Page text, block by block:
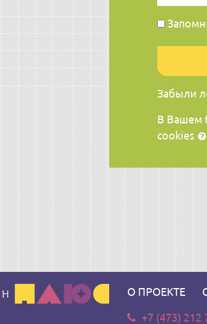
Забыли
В Вашем
cookies
О ПРОЕКТЕ
+7 (473) 212